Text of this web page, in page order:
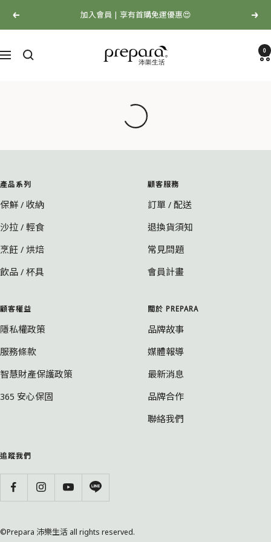
容
上
一
加入會員 | 享有首購免運優惠😍
下
一
個
選
沛
0
產品系列
保鮮 / 收納
沙拉 / 輕食
烹飪 / 烘焙
飲品 / 杯具
顧客服務
訂單 / 配送
退換貨須知
常見問題
會員計畫
顧客權益
隱私權政策
服務條款
智慧財產保護政策
365 安心保固
關於 PREPARA
品牌故事
媒體報導
最新消息
品牌合作
聯絡我們
追蹤我們
©Prepara 沛樂生活 all rights reserved.